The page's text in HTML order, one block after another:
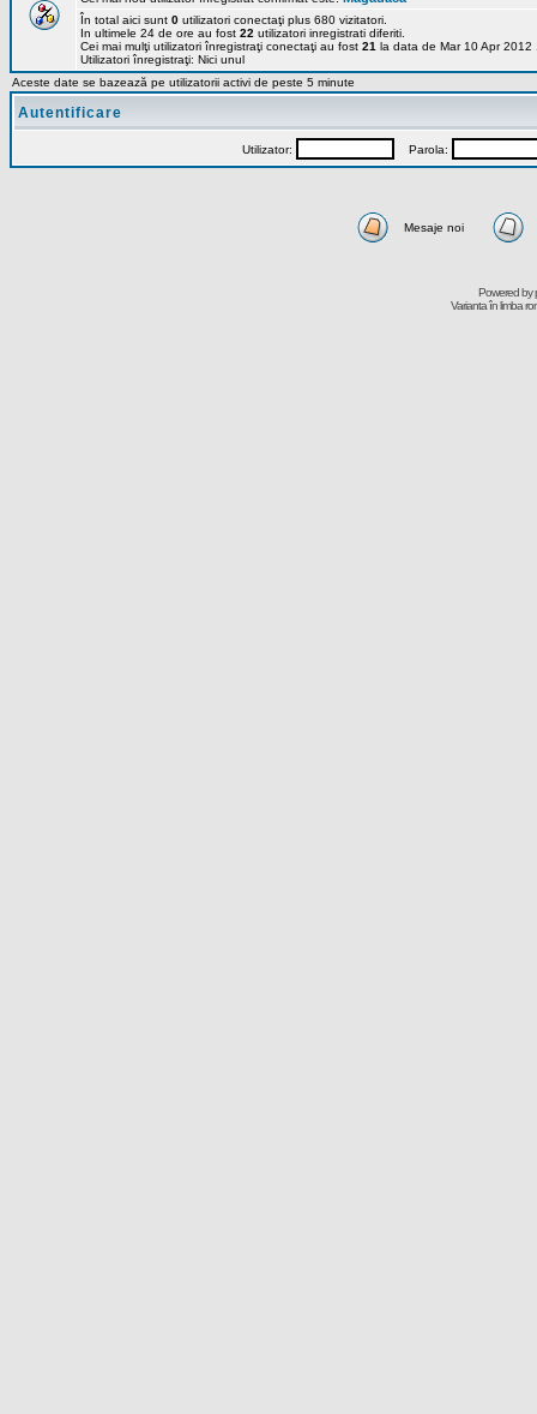
În total aici sunt 0 utilizatori conectaţi plus 680 vizitatori.
In ultimele 24 de ore au fost 22 utilizatori inregistrati diferiti.
Cei mai mulţi utilizatori înregistraţi conectaţi au fost 21 la data de Mar 10 Apr 2012
Utilizatori înregistraţi: Nici unul
Aceste date se bazează pe utilizatorii activi de peste 5 minute
Autentificare
Utilizator: Parola:
Mesaje noi
Powered by
Varianta în limba